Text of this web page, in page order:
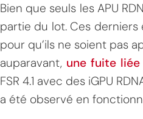
Bien que seuls les APU
partie du lot. Ces derniers
pour qu’ils ne soient pas
auparavant, une fuite liée
FSR 4.1 avec des iGPU
a été observé en